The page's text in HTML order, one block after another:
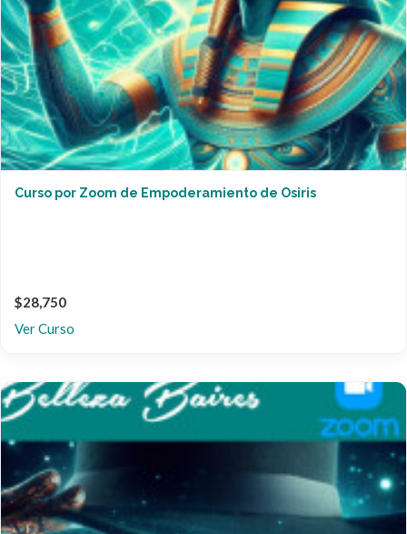
Curso por Zoom de Empoderamiento de Osiris
$28,750
Ver Curso